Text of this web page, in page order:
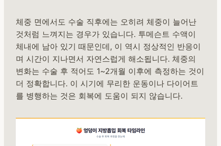
체중 면에서도 수술 직후에는 오히려 체중이 늘어난
것처럼 느껴지는 경우가 있습니다. 투메슨트 수액이
체내에 남아 있기 때문인데, 이 역시 정상적인 반응이
며 시간이 지나면서 자연스럽게 해소됩니다. 체중의
변화는 수술 후 적어도 1~2개월 이후에 측정하는 것이
더 정확합니다. 이 시기에 무리한 운동이나 다이어트
를 병행하는 것은 회복에 도움이 되지 않습니다.